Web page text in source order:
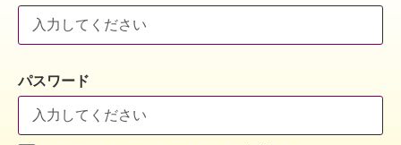
パスワード